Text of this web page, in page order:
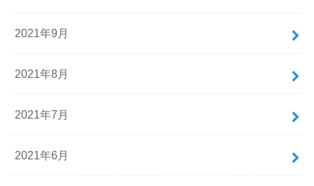
2021年9月
2021年8月
2021年7月
2021年6月